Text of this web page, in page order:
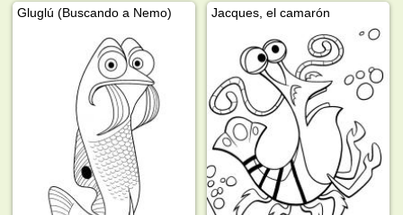
Gluglú (Buscando a Nemo) Jacques, el camarón